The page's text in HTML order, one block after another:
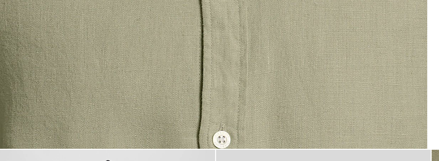
Hombre con camisa de lino